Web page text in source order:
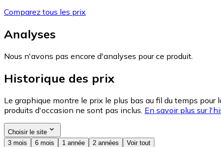
Comparez tous les prix
Analyses
Nous n'avons pas encore d'analyses pour ce produit.
Historique des prix
Le graphique montre le prix le plus bas au fil du temps
produits d'occasion ne sont pas inclus. En savoir plus sur
Choisir le site
3 mois
6 mois 1 année 2 années Voir tout